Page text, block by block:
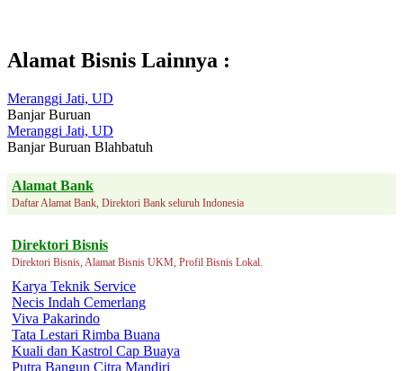
Alamat Bisnis Lainnya :
Meranggi Jati, UD
Banjar Buruan
Meranggi Jati, UD
Banjar Buruan Blahbatuh
Alamat Bank
Daftar Alamat Bank, Direktori Bank seluruh Indonesia
Direktori Bisnis
Direktori Bisnis, Alamat Bisnis UKM, Profil Bisnis Lokal.
Karya Teknik Service
Necis Indah Cemerlang
Viva Pakarindo
Tata Lestari Rimba Buana
Kuali dan Kastrol Cap Buaya
Putra Bangun Citra Mandiri